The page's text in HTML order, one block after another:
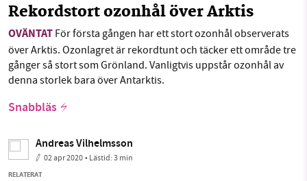
Rekordstort ozonhål över Arktis
OVÄNTAT För första gången har ett stort ozonhål observerats
över Arktis. Ozonlagret är rekordtunt och täcker ett område tre
gånger så stort som Grönland. Vanligtvis uppstår ozonhål av
denna storlek bara över Antarktis.
Snabbläs
Andreas Vilhelmsson
02 apr 2020• Lästid:3 min
RELATERAT